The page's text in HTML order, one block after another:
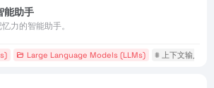
能助手
力的智能助手。
Large Language Models (LLMs) # 上下文输入